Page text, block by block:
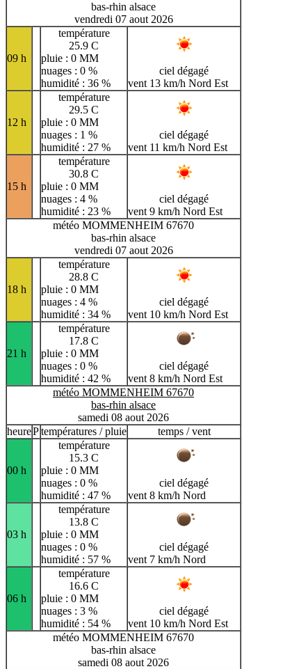
bas-rhin alsace
vendredi 07 aout 2026
09 h
température
25.9 C
pluie : 0 MM
nuages : 0 %
humidité : 36 %
ciel dégagé
vent 13 km/h Nord Est
12 h
température
29.5 C
pluie : 0 MM
nuages : 1 %
humidité : 27 %
ciel dégagé
vent 11 km/h Nord Est
15 h
température
30.8 C
pluie : 0 MM
nuages : 4 %
humidité : 23 %
ciel dégagé
vent 9 km/h Nord Est
météo MOMMENHEIM 67670
bas-rhin alsace
vendredi 07 aout 2026
18 h
température
28.8 C
pluie : 0 MM
nuages : 4 %
humidité : 34 %
ciel dégagé
vent 10 km/h Nord Est
21 h
température
17.8 C
pluie : 0 MM
nuages : 0 %
humidité : 42 %
ciel dégagé
vent 8 km/h Nord Est
météo MOMMENHEIM 67670
bas-rhin alsace
samedi 08 aout 2026
heurePtempératures / pluie temps / vent
00 h
température
15.3 C
pluie : 0 MM
nuages : 0 %
humidité : 47 %
ciel dégagé
vent 8 km/h Nord
03 h
température
13.8 C
pluie : 0 MM
nuages : 0 %
humidité : 57 %
ciel dégagé
vent 7 km/h Nord
06 h
température
16.6 C
pluie : 0 MM
nuages : 3 %
humidité : 54 %
ciel dégagé
vent 10 km/h Nord Est
météo MOMMENHEIM 67670
bas-rhin alsace
samedi 08 aout 2026